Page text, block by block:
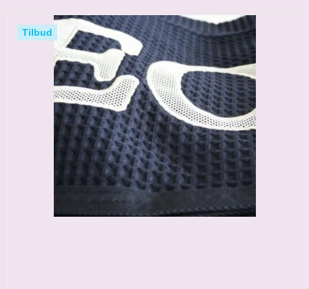
Tilbud